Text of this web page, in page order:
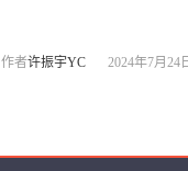
作者许振宇YC 2024年7月24